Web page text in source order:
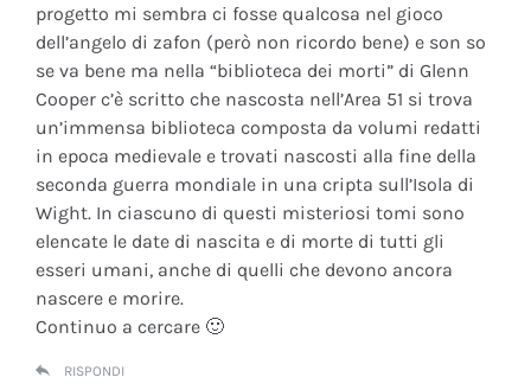
progetto mi sembra ci fosse qualcosa nel gioco
dell’angelo di zafon (però non ricordo bene) e son so
se va bene ma nella “biblioteca dei morti” di Glenn
Cooper c’è scritto che nascosta nell’Area 51 si trova
un’immensa biblioteca composta da volumi redatti
in epoca medievale e trovati nascosti alla fine della
seconda guerra mondiale in una cripta sull’Isola di
Wight. In ciascuno di questi misteriosi tomi sono
elencate le date di nascita e di morte di tutti gli
esseri umani, anche di quelli che devono ancora
nascere e morire.
Continuo a cercare 🙂
RISPONDI